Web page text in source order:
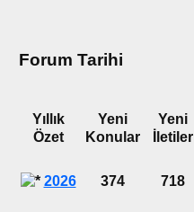
Forum Tarihi
Yıllık
Özet
Yeni
Konular
Yeni
İletiler
2026 374 718